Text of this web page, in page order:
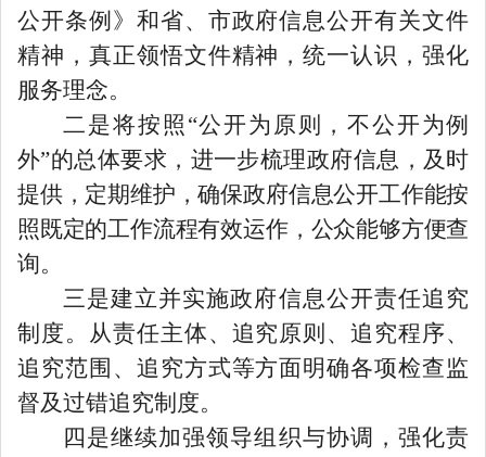
公开条例》和省、市政府信息公开有关文件
精神，真正领悟文件精神，统一认识，强化
服务理念。
二是将按照“公开为原则，不公开为例
外”的总体要求，进一步梳理政府信息，及时
提供，定期维护，确保政府信息公开工作能按
照既定的工作流程有效运作，公众能够方便查
询。
三是建立并实施政府信息公开责任追究
制度。从责任主体、追究原则、追究程序、
追究范围、追究方式等方面明确各项检查监
督及过错追究制度。
四是继续加强领导组织与协调，强化责